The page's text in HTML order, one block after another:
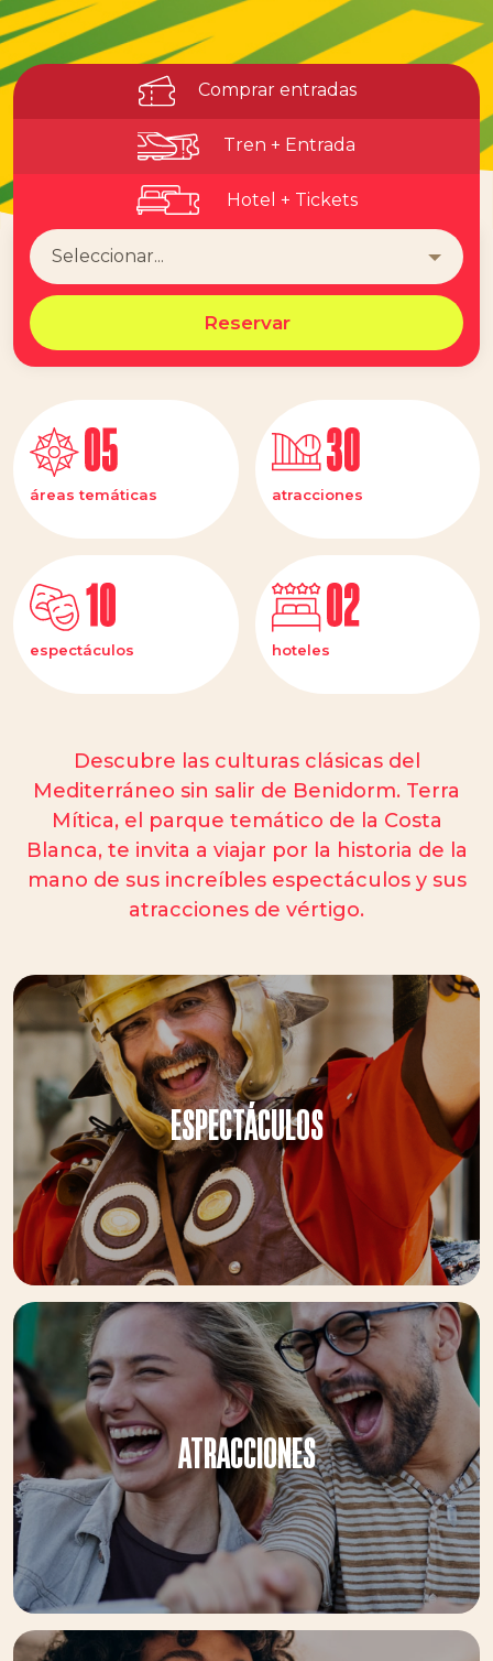
Hotel + Tickets
Tren + Entrada
Comprar entradas
Reservar
áreas temáticas atracciones
espectáculos hoteles
Descubre las culturas clásicas del
Mediterráneo sin salir de Benidorm. Terra
Mítica, el parque temático de la Costa
Blanca, te invita a viajar por la historia de la
mano de sus increíbles espectáculos y sus
atracciones de vértigo.
ESPECTÁCULOS
ATRACCIONES